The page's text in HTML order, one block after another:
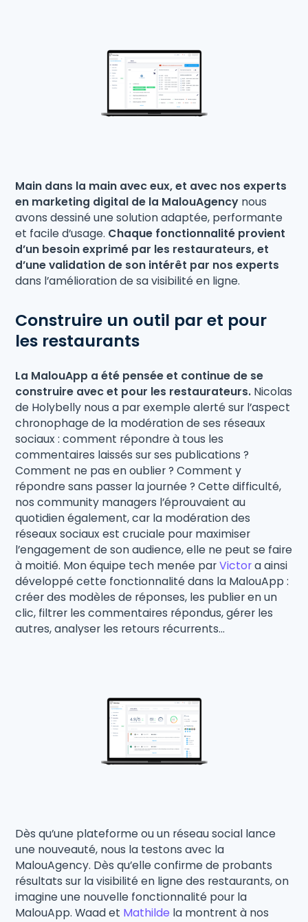
Main dans la main avec eux, et avec nos experts
en marketing digital de la MalouAgency nous
avons dessiné une solution adaptée, performante
et facile d’usage. Chaque fonctionnalité provient
d’un besoin exprimé par les restaurateurs, et
d’une validation de son intérêt par nos experts
dans l’amélioration de sa visibilité en ligne.
Construire un outil par et pour
les restaurants
La MalouApp a été pensée et continue de se
construire avec et pour les restaurateurs. Nicolas
de Holybelly nous a par exemple alerté sur l’aspect
chronophage de la modération de ses réseaux
sociaux : comment répondre à tous les
commentaires laissés sur ses publications ?
Comment ne pas en oublier ? Comment y
répondre sans passer la journée ? Cette difficulté,
nos community managers l’éprouvaient au
quotidien également, car la modération des
réseaux sociaux est cruciale pour maximiser
l’engagement de son audience, elle ne peut se faire
à moitié. Mon équipe tech menée parVictora ainsi
développé cette fonctionnalité dans la MalouApp :
créer des modèles de réponses, les publier en un
clic, filtrer les commentaires répondus, gérer les
autres, analyser les retours récurrents…
Dès qu’une plateforme ou un réseau social lance
une nouveauté, nous la testons avec la
MalouAgency. Dès qu’elle confirme de probants
résultats sur la visibilité en ligne des restaurants, on
imagine une nouvelle fonctionnalité pour la
MalouApp. Waad et Mathilde la montrent à nos